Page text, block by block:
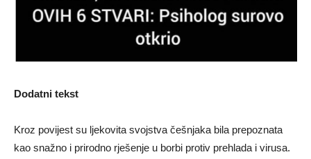
Dodatni tekst
Kroz povijest su ljekovita svojstva češnjaka bila prepoznata
kao snažno i prirodno rješenje u borbi protiv prehlada i virusa.